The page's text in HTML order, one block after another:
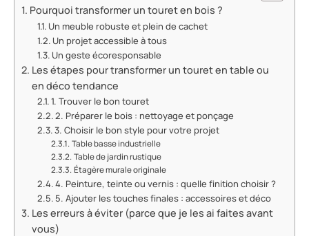
Pourquoi transformer un touret en bois ?
Un meuble robuste et plein de cachet
Un projet accessible à tous
Un geste écoresponsable
Les étapes pour transformer un touret en table ou
en déco tendance
1. Trouver le bon touret
2. Préparer le bois : nettoyage et ponçage
3. Choisir le bon style pour votre projet
Table basse industrielle
Table de jardin rustique
Étagère murale originale
4. Peinture, teinte ou vernis : quelle finition choisir ?
5. Ajouter les touches finales : accessoires et déco
Les erreurs à éviter (parce que je les ai faites avant
vous)